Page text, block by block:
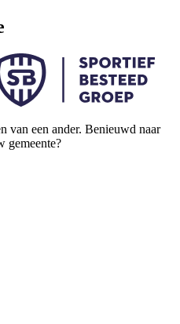
van een ander. Benieuwd naar
gemeente?